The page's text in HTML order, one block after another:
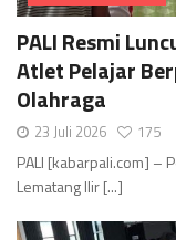
Comments
PALI Resmi
Atlet Pelajar
Olahraga
23 Juli 2026 175
PALI [kabarpali.com] –
Lematang Ilir [...]